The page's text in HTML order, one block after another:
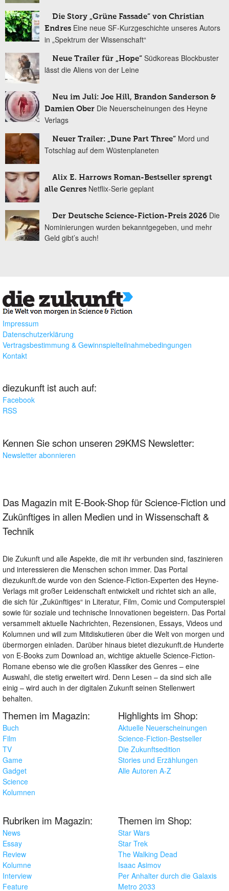
Die Story „Grüne Fassade“ von Christian
Endres Eine neue SF-Kurzgeschichte unseres Autors
in „Spektrum der Wissenschaft“
Neue Trailer für „Hope“ Südkoreas Blockbuster
lässt die Aliens von der Leine
Neu im Juli: Joe Hill, Brandon Sanderson &
Damien Ober Die Neuerscheinungen des Heyne
Verlags
Neuer Trailer: „Dune Part Three“ Mord und
Totschlag auf dem Wüstenplaneten
Alix E. Harrows Roman-Bestseller sprengt
alle Genres Netflix-Serie geplant
Der Deutsche Science-Fiction-Preis 2026 Die
Nominierungen wurden bekanntgegeben, und mehr
Geld gibt’s auch!
Impressum
Datenschutzerklärung
Vertragsbestimmung & Gewinnspielteilnahmebedingungen
Kontakt
diezukunft ist auch auf:
Facebook
RSS
Kennen Sie schon unseren 29KMS Newsletter:
Newsletter abonnieren
Das Magazin mit E-Book-Shop für Science-Fiction und
Zukünftiges in allen Medien und in Wissenschaft &
Technik
Die Zukunft und alle Aspekte, die mit ihr verbunden sind, faszinieren
und interessieren die Menschen schon immer. Das Portal
diezukunft.de wurde von den Science-Fiction-Experten des Heyne-
Verlags mit großer Leidenschaft entwickelt und richtet sich an alle,
die sich für „Zukünftiges“ in Literatur, Film, Comic und Computerspiel
sowie für soziale und technische Innovationen begeistern. Das Portal
versammelt aktuelle Nachrichten, Rezensionen, Essays, Videos und
Kolumnen und will zum Mitdiskutieren über die Welt von morgen und
übermorgen einladen. Darüber hinaus bietet diezukunft.de Hunderte
von E-Books zum Download an, wichtige aktuelle Science-Fiction-
Romane ebenso wie die großen Klassiker des Genres – eine
Auswahl, die stetig erweitert wird. Denn Lesen – da sind sich alle
einig – wird auch in der digitalen Zukunft seinen Stellenwert
behalten.
Themen im Magazin:
Buch
Film
TV
Game
Gadget
Science
Kolumnen
Highlights im Shop:
Aktuelle Neuerscheinungen
Science-Fiction-Bestseller
Die Zukunftsedition
Stories und Erzählungen
Alle Autoren A-Z
Rubriken im Magazin:
News
Essay
Review
Kolumne
Interview
Feature
Themen im Shop:
Star Wars
Star Trek
The Walking Dead
Isaac Asimov
Per Anhalter durch die Galaxis
Metro 2033